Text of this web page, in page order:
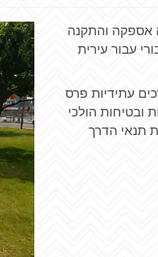
אספקה והתקנה
עבור עירית
עתידיות פרס
ובטיחות הולכי
תנאי הדרך